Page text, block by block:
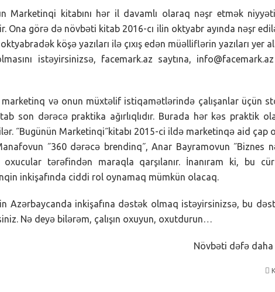
Marketinqi kitabını hər il davamlı olaraq nəşr etmək
Ona görə də növbəti kitab 2016-cı ilin oktyabr ayında nəşr
köşə yazıları ilə çıxış edən müəlliflərin yazıları yer
istəyirsinizsə, facemark.az saytına,
marketinq və onun müxtəlif istiqamətlərində çalışanlar üçün
son dərəcə praktika ağırlıqlıdır. Burada hər kəs praktik
˝Bugünün Marketinqi˝kitabı 2015-ci ildə marketinqə aid çap
˝360 dərəcə brendinq˝, Anar Bayramovun ˝Biznes
tərəfindən maraqla qarşılanır. İnanıram ki, bu
inkişafında ciddi rol oynamaq mümkün olacaq.
Azərbaycanda inkişafına dəstək olmaq istəyirsinizsə, bu
Nə deyə bilərəm, çalışın oxuyun, oxutdurun…
Növbəti dəfə